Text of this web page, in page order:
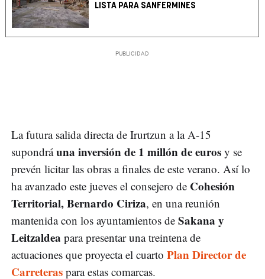
LISTA PARA SANFERMINES
La futura salida directa de Irurtzun a la A-15
supondráuna inversión de 1 millón de euros y se
prevén licitar las obras a finales de este verano. Así lo
ha avanzado este jueves el consejero de Cohesión
Territorial, Bernardo Ciriza, en una reunión
mantenida con los ayuntamientos de Sakana y
Leitzaldea para presentar una treintena de
actuaciones que proyecta el cuarto Plan Director de
Carreteras para estas comarcas.